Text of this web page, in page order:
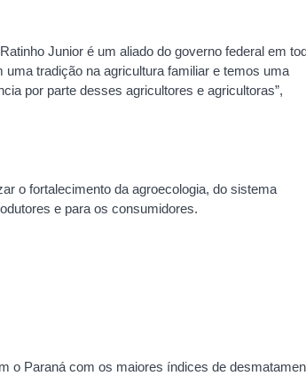
Junior é um aliado do governo federal em
tradição na agricultura familiar e temos uma
por parte desses agricultores e agricultoras”,
o fortalecimento da agroecologia, do sistema
e para os consumidores.
o Paraná com os maiores índices de